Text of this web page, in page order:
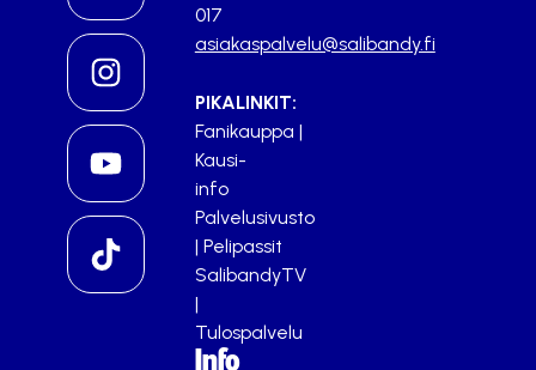
017
asiakaspalvelu@salibandy.fi
PIKALINKIT:
Fanikauppa |
Kausi-
info
Palvelusivusto
| Pelipassit
SalibandyTV
|
Tulospalvelu
Info